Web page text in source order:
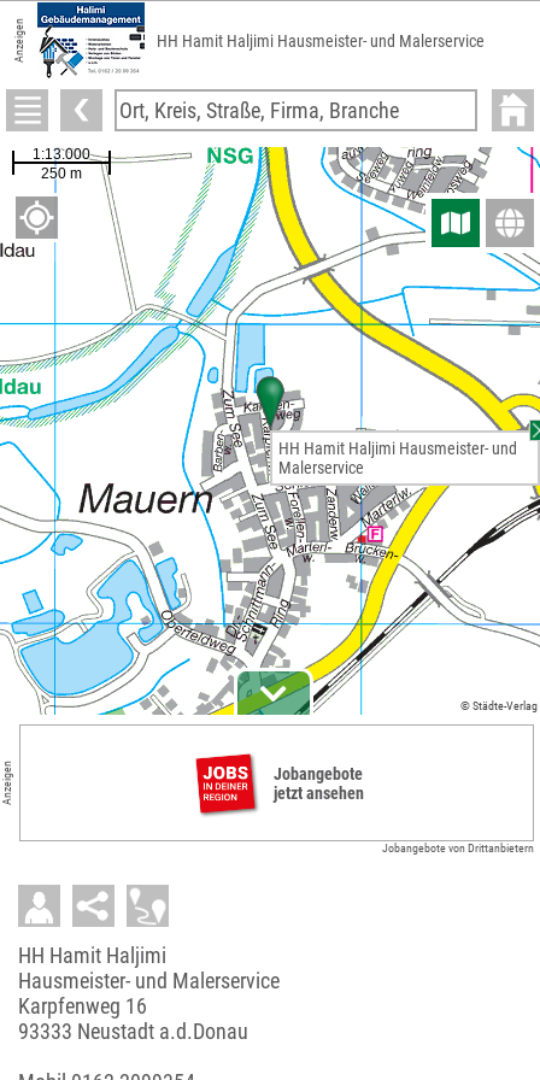
Anzeigen HH Hamit Haljimi Hausmeister- und Malerservice
© Städte-Verlag
HH Hamit Haljimi Hausmeister- und
Malerservice
Anzeigen
Jobangebote
jetzt ansehen
Jobangebote von Drittanbietern
HH Hamit Haljimi
Hausmeister- und Malerservice
Karpfenweg 16
93333 Neustadt a.d.Donau